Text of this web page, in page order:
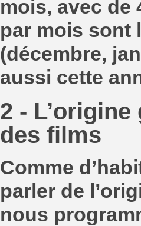
mois, avec de
par mois sont
(décembre,
aussi cette
2 -
des films
Comme
parler de
nous